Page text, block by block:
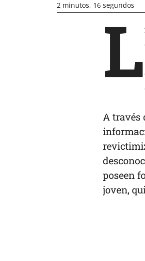
2 minutos, 16 segundos
L
A través
poseen
joven,